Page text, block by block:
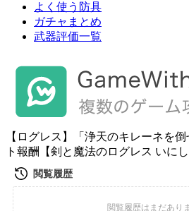
よく使う防具
ガチャまとめ
武器評価一覧
【ログレス】「浄天のキレーネを
ト報酬【剣と魔法のログレス いにし